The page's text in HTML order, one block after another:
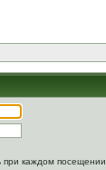
при каждом посещении